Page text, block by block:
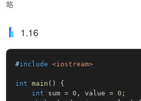
略
1.16
#include <iostream>
int main ( )
{
int sum = 0 , value = 0 ;